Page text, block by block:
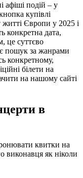
афіші подій – у
купівлі
Європи у 2025 і
конкретна дата,
це суттєво
пошук за жанрами
конкретному,
білети на
на нашому сайті
в
квитки на
виконавця як ніколи